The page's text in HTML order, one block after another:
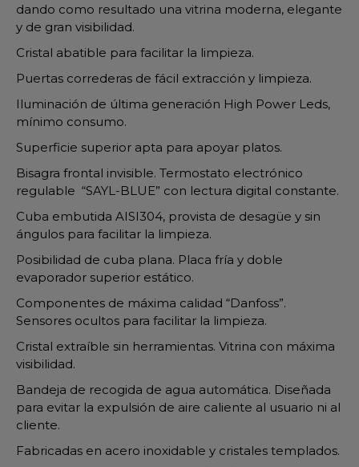
dando como resultado una vitrina moderna, elegante
y de gran visibilidad.
Cristal abatible para facilitar la limpieza.
Puertas correderas de fácil extracción y limpieza.
Iluminación de última generación High Power Leds,
mínimo consumo.
Superficie superior apta para apoyar platos.
Bisagra frontal invisible. Termostato electrónico
regulable “SAYL-BLUE” con lectura digital constante.
Cuba embutida AISI304, provista de desagüe y sin
ángulos para facilitar la limpieza.
Posibilidad de cuba plana. Placa fría y doble
evaporador superior estático.
Componentes de máxima calidad “Danfoss”.
Sensores ocultos para facilitar la limpieza.
Cristal extraíble sin herramientas. Vitrina con máxima
visibilidad.
Bandeja de recogida de agua automática. Diseñada
para evitar la expulsión de aire caliente al usuario ni al
cliente.
Fabricadas en acero inoxidable y cristales templados.